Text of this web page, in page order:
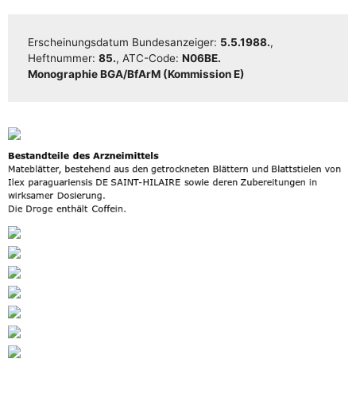
Erschei­nungs­da­tum Bun­des­an­zei­ger: 5.5.1988.,
Heft­num­mer: 85., ATC-Code: N06BE.
Mono­gra­phie BGA/​​BfArM (Kom­mis­si­on E)